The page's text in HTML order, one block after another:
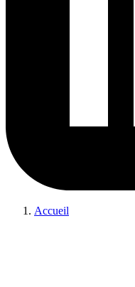
Accueil